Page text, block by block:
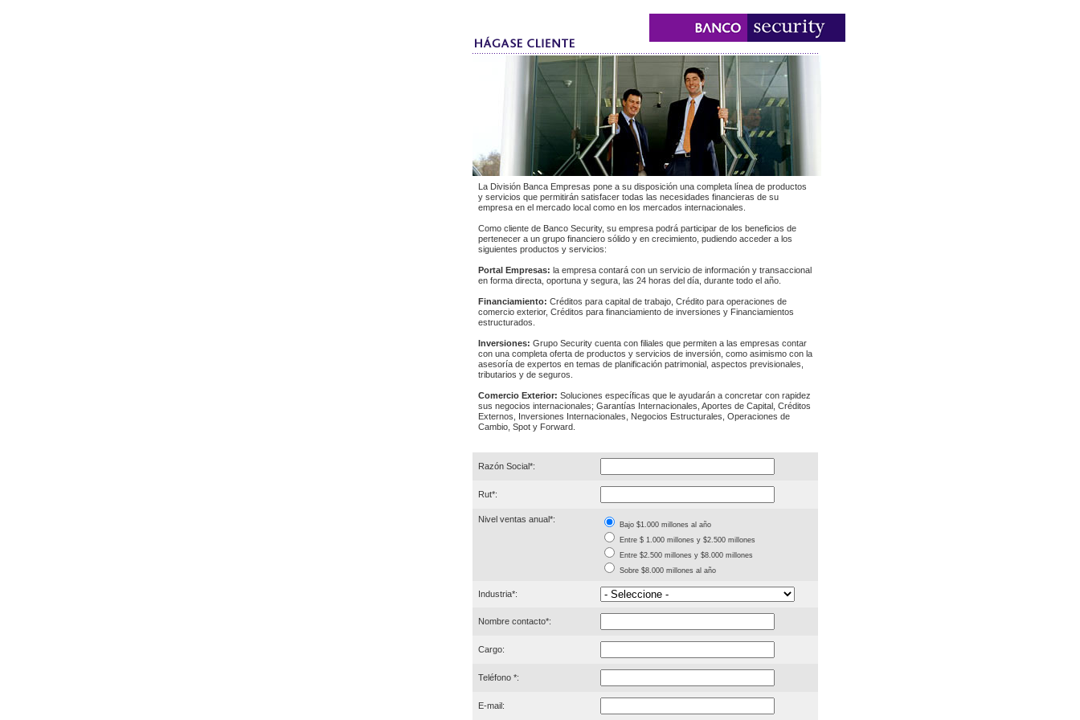
La División Banca Empresas pone a su disposición una completa línea de productos
y servicios que permitirán satisfacer todas las necesidades financieras de su
empresa en el mercado local como en los mercados internacionales.
Como cliente de Banco Security, su empresa podrá participar de los beneficios de
pertenecer a un grupo financiero sólido y en crecimiento, pudiendo acceder a los
siguientes productos y servicios:
Portal Empresas: la empresa contará con un servicio de información y transaccional
en forma directa, oportuna y segura, las 24 horas del día, durante todo el año.
Financiamiento: Créditos para capital de trabajo, Crédito para operaciones de
comercio exterior, Créditos para financiamiento de inversiones y Financiamientos
estructurados.
Inversiones: Grupo Security cuenta con filiales que permiten a las empresas contar
con una completa oferta de productos y servicios de inversión, como asimismo con la
asesoría de expertos en temas de planificación patrimonial, aspectos previsionales,
tributarios y de seguros.
Comercio Exterior: Soluciones específicas que le ayudarán a concretar con rapidez
sus negocios internacionales; Garantías Internacionales, Aportes de Capital, Créditos
Externos, Inversiones Internacionales, Negocios Estructurales, Operaciones de
Cambio, Spot y Forward.
Razón Social*:
Rut*:
Nivel ventas anual*:
Bajo $1.000 millones al año
Entre $ 1.000 millones y $2.500 millones
Entre $2.500 millones y $8.000 millones
Sobre $8.000 millones al año
Industria*:
Nombre contacto*:
Cargo:
Teléfono *:
E-mail: